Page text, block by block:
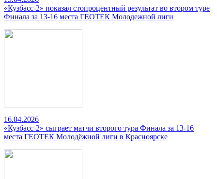
«Кузбасс-2» показал стопроцентный результат во втором туре
Финала за 13-16 места ГЕОТЕК Молодежной лиги
16.04.2026
«Кузбасс-2» сыграет матчи второго тура Финала за 13-16
места ГЕОТЕК Молодёжной лиги в Красноярске